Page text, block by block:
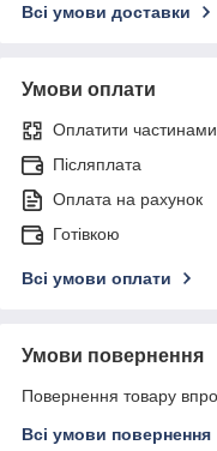
Всі умови доставки
Умови оплати
Оплатити частинами
Післяплата
Оплата на рахунок
Готівкою
Всі умови оплати
Умови повернення
Повернення товару
Всі умови повернення